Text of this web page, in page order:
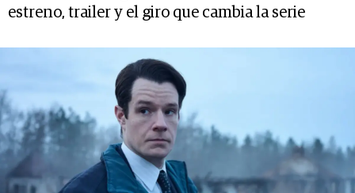
estreno, trailer y el giro que cambia la serie